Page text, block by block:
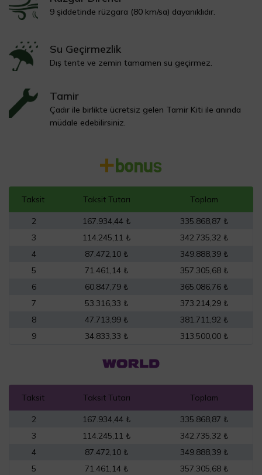
9 şiddetinde rüzgara (80 km/sa) dayanıklıdır.
Su Geçirmezlik
Dış tente ve zemin tamamen su geçirmez.
Tamir
Çadır ile birlikte ücretsiz gelen Tamir Kiti ile anında
müdale edebilirsiniz.
Taksit Taksit Tutarı Toplam
2 167.934,44 ₺
335.868,87 ₺
3
114.245,11 ₺
342.735,32 ₺
4
87.472,10 ₺
349.888,39 ₺
5
71.461,14 ₺
357.305,68 ₺
6
60.847,79 ₺
365.086,76 ₺
7
53.316,33 ₺
373.214,29 ₺
8
47.713,99 ₺
381.711,92 ₺
9
34.833,33 ₺ 313.500,00 ₺
Taksit Taksit Tutarı Toplam
2 167.934,44 ₺
335.868,87 ₺
3
114.245,11 ₺
342.735,32 ₺
4
87.472,10 ₺
349.888,39 ₺
5
71.461,14 ₺
357.305,68 ₺